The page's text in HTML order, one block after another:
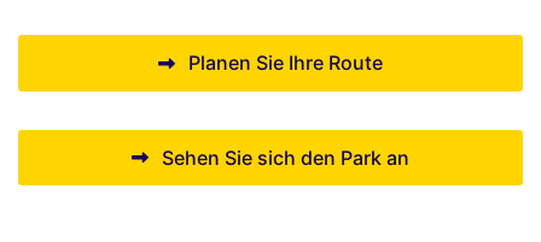
Planen Sie Ihre Route
Sehen Sie sich den Park an